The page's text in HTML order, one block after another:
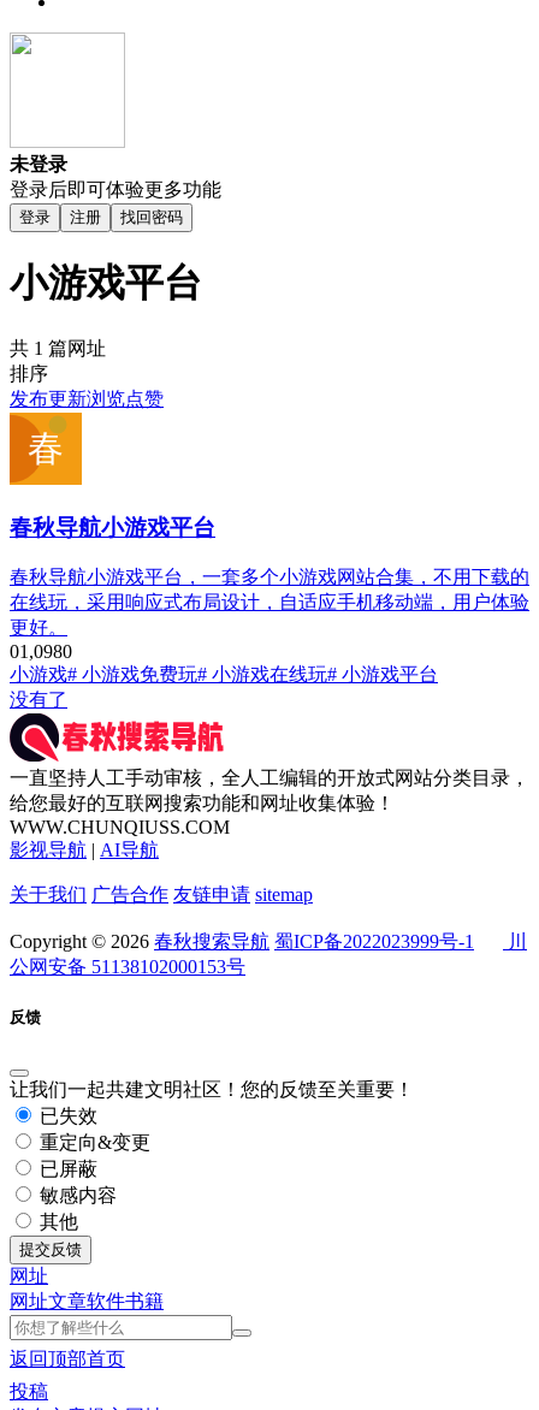
未登录
登录后即可体验更多功能
登录 注册 找回密码
小游戏平台
共 1 篇网址
排序
发布更新浏览点赞
春秋导航小游戏平台
春秋导航小游戏平台，一套多个小游戏网站合集，不用下载的
在线玩，采用响应式布局设计，自适应手机移动端，用户体验
更好。
01,0980
小游戏# 小游戏免费玩# 小游戏在线玩# 小游戏平台
没有了
一直坚持人工手动审核，全人工编辑的开放式网站分类目录，
给您最好的互联网搜索功能和网址收集体验！
WWW.CHUNQIUSS.COM
影视导航 | AI导航
关于我们 广告合作 友链申请 sitemap
Copyright © 2026 春秋搜索导航 蜀ICP备2022023999号-1
川
公网安备 51138102000153号
反馈
让我们一起共建文明社区！您的反馈至关重要！
已失效
重定向&变更
已屏蔽
敏感内容
其他
提交反馈
网址
网址文章软件书籍
返回顶部首页
投稿